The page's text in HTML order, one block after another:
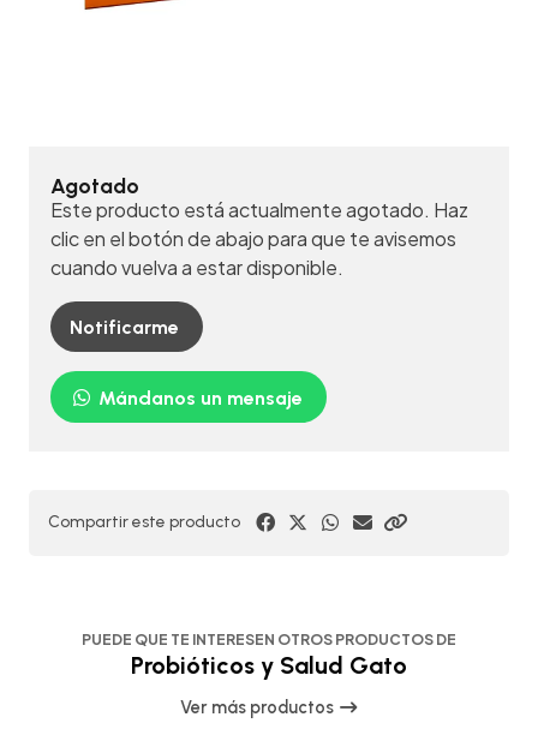
Agotado
Este producto está actualmente agotado. Haz
clic en el botón de abajo para que te avisemos
cuando vuelva a estar disponible.
Notificarme
Mándanos un mensaje
Compartir este producto
PUEDE QUE TE INTERESEN OTROS PRODUCTOS DE
Probióticos y Salud Gato
Ver más productos